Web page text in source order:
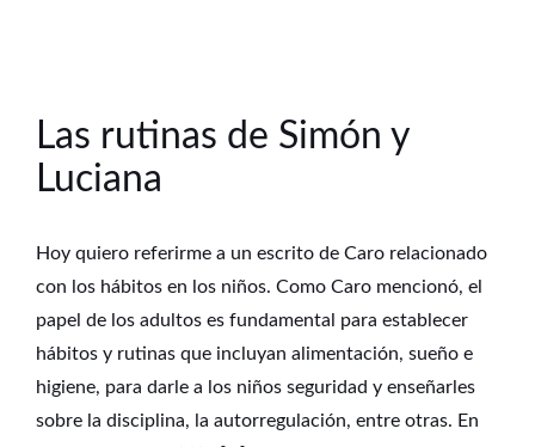
Las rutinas de Simón y
Luciana
Hoy quiero referirme a un escrito de Caro relacionado
con los hábitos en los niños. Como Caro mencionó, el
papel de los adultos es fundamental para establecer
hábitos y rutinas que incluyan alimentación, sueño e
higiene, para darle a los niños seguridad y enseñarles
sobre la disciplina, la autorregulación, entre otras. En